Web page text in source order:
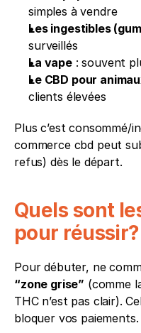
simples à vendre
Les ingestibles
surveillés
La vape : souvent
Le CBD pour
clients élevées
Plus c’est consommé/
commerce cbd peut
refus) dès le départ.
Quels sont
pour réussir?
Pour débuter, ne
“zone grise” (comme
THC n’est pas clair).
bloquer vos paiements.